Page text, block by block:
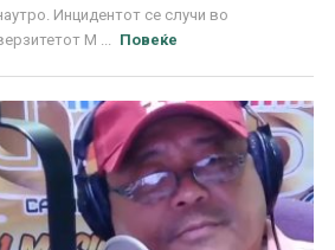
Инцидентот се случи во
М ...
Повеќе